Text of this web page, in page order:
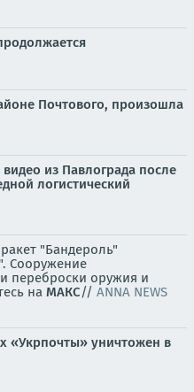
Почтового, произошла
из Павлограда после
логистический
"Бандероль"
Сооружение
переброски оружия и
на МАКС// ANNA NEWS
«Укрпочты» уничтожен в